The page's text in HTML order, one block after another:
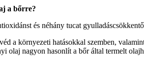
a bőrre?
és néhány tucat
a környezeti hatásokkal szemben,
olaj nagyon hasonlít a bőr által termelt